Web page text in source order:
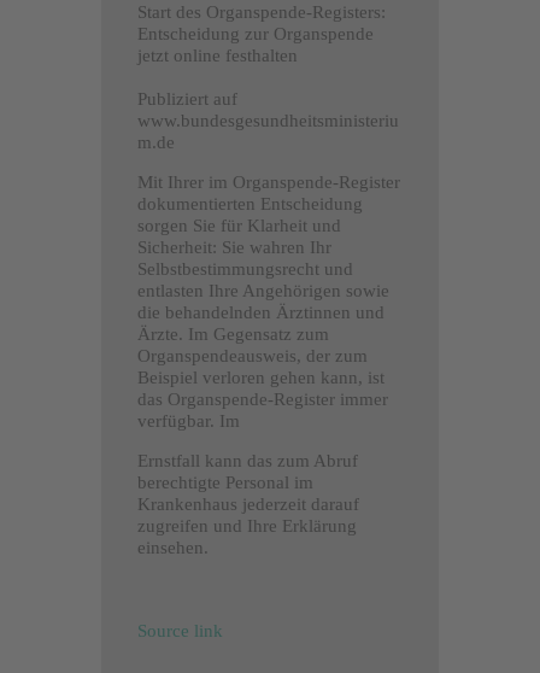
Start des Organspende-Registers:
Entscheidung zur Organspende
jetzt online festhalten
Publiziert auf
www.bundesgesundheitsministeriu
m.de
Mit Ihrer im Organspende-Register
dokumentierten Entscheidung
sorgen Sie für Klarheit und
Sicherheit: Sie wahren Ihr
Selbstbestimmungsrecht und
entlasten Ihre Angehörigen sowie
die behandelnden Ärztinnen und
Ärzte. Im Gegensatz zum
Organspendeausweis, der zum
Beispiel verloren gehen kann, ist
das Organspende-Register immer
verfügbar. Im
Ernstfall kann das zum Abruf
berechtigte Personal im
Krankenhaus jederzeit darauf
zugreifen und Ihre Erklärung
einsehen.
Source link